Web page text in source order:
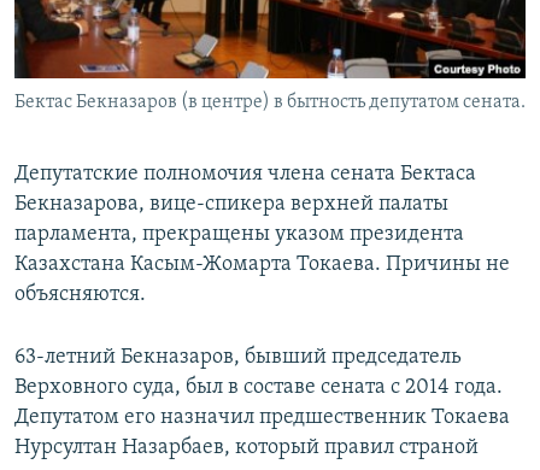
Бектас Бекназаров (в центре) в бытность депутатом сената.
Депутатские полномочия члена сената Бектаса
Бекназарова, вице-спикера верхней палаты
парламента, прекращены указом президента
Казахстана Касым-Жомарта Токаева. Причины не
объясняются.
63-летний Бекназаров, бывший председатель
Верховного суда, был в составе сената с 2014 года.
Депутатом его назначил предшественник Токаева
Нурсултан Назарбаев, который правил страной